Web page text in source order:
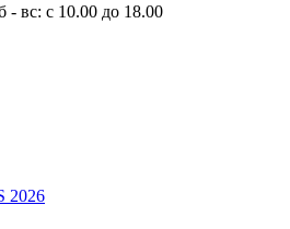
- вс: с 10.00 до 18.00
2026